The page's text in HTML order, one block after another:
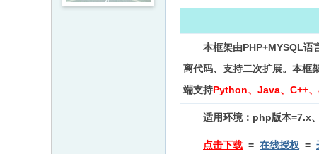
本框架由PHP+MYSQL语
离代码、支持二次扩展。本框
端支持Python、Java、C++
适用环境：php版本=7.x
点击下载 = 在线授权 =